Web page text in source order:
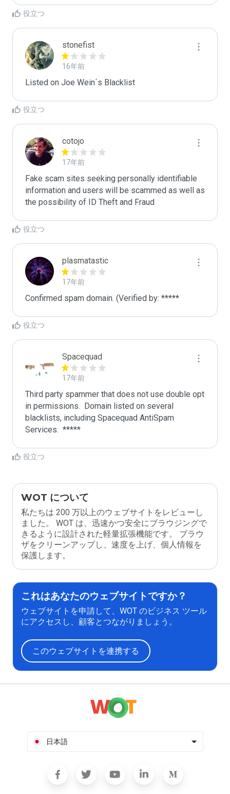
役立つ
stonefist
16年前
Listed on Joe Wein´s Blacklist
役立つ
cotojo
17年前
Fake scam sites seeking personally identifiable
information and users will be scammed as well as
the possibility of ID Theft and Fraud
役立つ
plasmatastic
17年前
Confirmed spam domain. (Verified by: *****
役立つ
Spacequad
17年前
Third party spammer that does not use double opt
in permissions.  Domain listed on several
blacklists, including Spacequad AntiSpam
役立つ
WOT について
私たちは 200 万以上のウェブサイトをレビューし
ました。 WOT は、迅速かつ安全にブラウジングで
きるように設計された軽量拡張機能です。 ブラウ
ザをクリーンアップし、速度を上げ、個人情報を
保護します。
これはあなたのウェブサイトですか？
ウェブサイトを申請して、WOT のビジネス ツール
にアクセスし、顧客とつながりましょう。
このウェブサイトを連携する
日本語